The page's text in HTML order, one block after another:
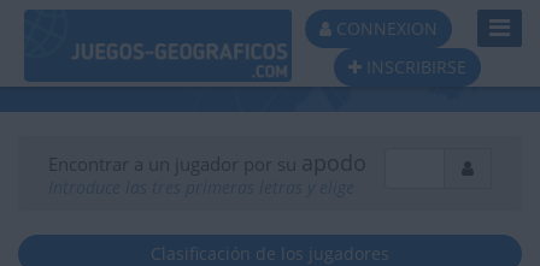
CONNEXION
INSCRIBIRSE
Encontrar a un jugador por su apodo
Clasificación de los jugadores